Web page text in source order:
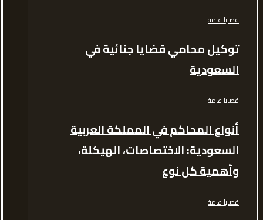
قضايا عامة
توكيل محامي قضايا جنائية في
السعودية
قضايا عامة
أنواع المحاكم في المملكة العربية
السعودية: الاختصاصات، الهيكلة،
وأهمية كل نوع
قضايا عامة